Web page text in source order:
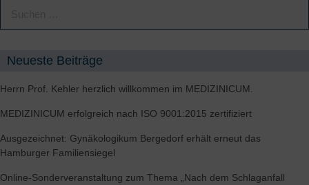
Neueste Beiträge
Herrn Prof. Kehler herzlich willkommen im MEDIZINICUM.
MEDIZINICUM erfolgreich nach ISO 9001:2015 zertifiziert
Ausgezeichnet: Gynäkologikum Bergedorf erhält erneut das
Hamburger Familiensiegel
Online-Sonderveranstaltung zum Thema „Nach dem Schlaganfall